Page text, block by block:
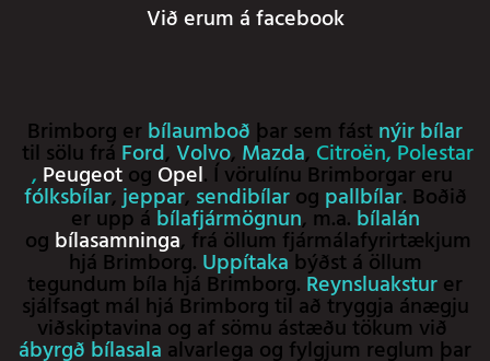
Við erum á facebook
Brimborg er bílaumboð þar sem fást nýir bílar
til sölu frá Ford, Volvo, Mazda, Citroën,Polestar
, Peugeotog Opel. Í vörulínu Brimborgar eru
fólksbílar,jeppar, sendibílarog pallbílar. Boðið
er upp ábílafjármögnun, m.a. bílalán
og bílasamninga, frá öllum fjármálafyrirtækjum
hjá Brimborg. Uppítakabýðst á öllum
tegundum bíla hjá Brimborg. Reynsluaksturer
sjálfsagt mál hjá Brimborg til að tryggja ánægju
viðskiptavina og af sömu ástæðu tökum við
ábyrgð bílasala alvarlega og fylgjum reglum þar